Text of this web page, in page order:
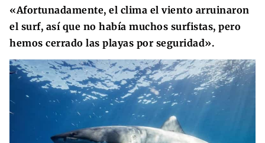
«Afortunadamente, el clima el viento arruinaron
el surf, así que no había muchos surfistas, pero
hemos cerrado las playas por seguridad».